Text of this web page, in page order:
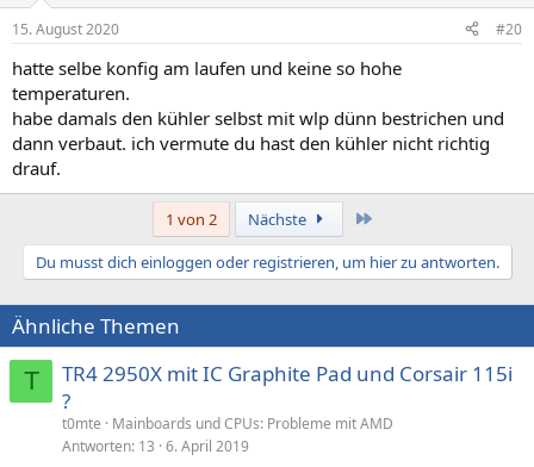
e
:
15. August 2020 #20
hatte selbe konfig am laufen und keine so hohe
temperaturen.
habe damals den kühler selbst mit wlp dünn bestrichen und
dann verbaut. ich vermute du hast den kühler nicht richtig
drauf.
1 von 2 Nächste
Du musst dich einloggen oder registrieren, um hier zu antworten.
Ähnliche Themen
T
TR4 2950X mit IC Graphite Pad und Corsair 115i
?
t0mte
Mainboards und CPUs: Probleme mit AMD
Antworten 13 6. April 2019